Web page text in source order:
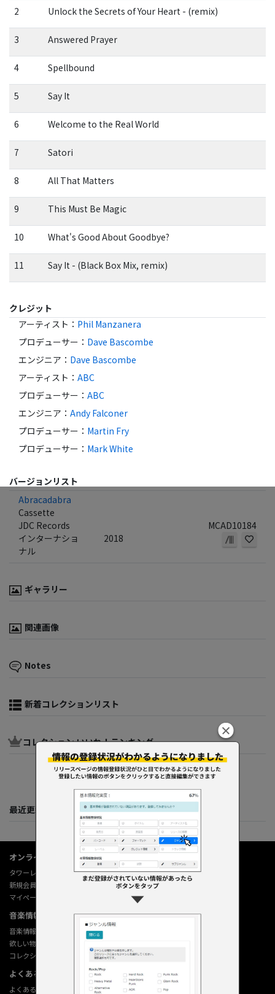
2 Unlock the Secrets of Your Heart - (remix)
3 Answered Prayer
4 Spellbound
5 Say It
6 Welcome to the Real World
7 Satori
8 All That Matters
9 This Must Be Magic
10 What's Good About Goodbye?
11 Say It - (Black Box Mix, remix)
クレジット
アーティスト ： Phil Manzanera
プロデューサー ： Dave Bascombe
エンジニア ： Dave Bascombe
アーティスト ： ABC
プロデューサー ： ABC
エンジニア ： Andy Falconer
プロデューサー ： Martin Fry
プロデューサー ： Mark White
バージョンリスト
Abracadabra
Cassette
JDC Records
MCAD10184
インターナショ
ナル
2018
ギャラリー
関連画像
Notes
新着コレクションリスト
コレクション いいね！ランキング
最近更新してくれた人たち
オンラインショップ情報
タワーレコード オンライン
新規会員登録
マイページ
音楽情報データベース
音楽情報データベース
欲しい物リストの使い方
コレクション機能の使い方
よくあるご質問 (Q&A)
よくあるご質問 (Q&A)